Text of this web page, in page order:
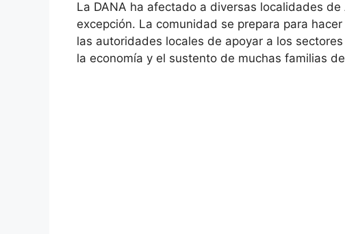
La DANA ha afectado a diversas localidades
excepción. La comunidad se prepara para
las autoridades locales de apoyar a los
la economía y el sustento de muchas familias